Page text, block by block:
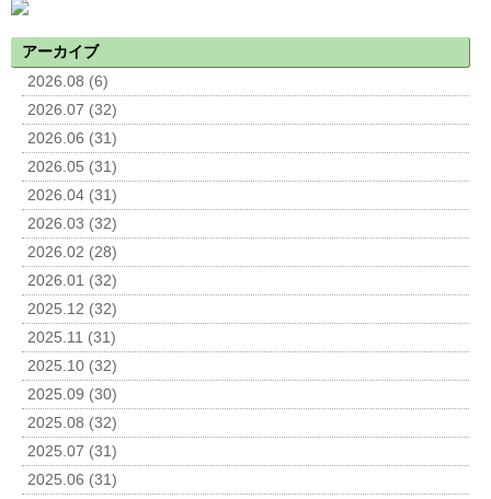
アーカイブ
2026.08 (6)
2026.07 (32)
2026.06 (31)
2026.05 (31)
2026.04 (31)
2026.03 (32)
2026.02 (28)
2026.01 (32)
2025.12 (32)
2025.11 (31)
2025.10 (32)
2025.09 (30)
2025.08 (32)
2025.07 (31)
2025.06 (31)